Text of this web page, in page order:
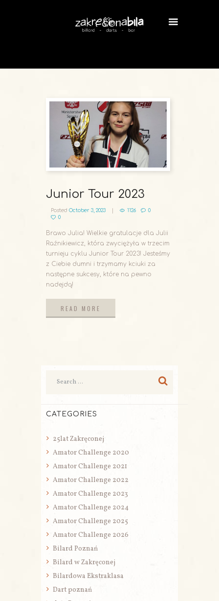
Junior Tour 2023
Posted October 3, 2023 1126
0
0
Brawo Julia! Wielkie gratulacje dla Julii
Raźnikiewicz, która zwyciężyła w trzecim
turnieju cyklu Junior Tour 2023! Jesteśmy
z Ciebie dumni i trzymamy kciuki za
następne sukcesy, które na pewno
nadejdą!
READ MORE
CATEGORIES
25lat Zakręconej
Amator Challenge 2020
Amator Challenge 2021
Amator Challenge 2022
Amator Challenge 2023
Amator Challenge 2024
Amator Challenge 2025
Amator Challenge 2026
Bilard Poznań
Bilard w Zakręconej
Bilardowa Ekstraklasa
Dart poznań